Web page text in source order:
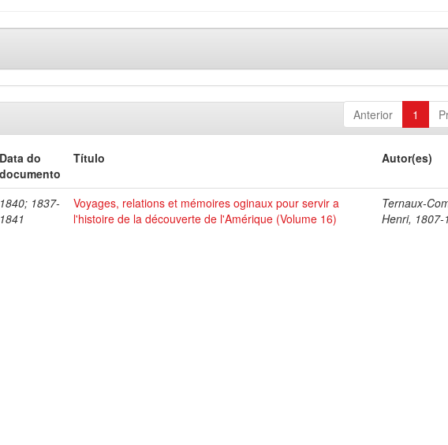
Anterior 1
Data do
documento
Título Autor(es)
1840; 1837-
1841
Voyages, relations et mémoires oginaux pour servir a
l'histoire de la découverte de l'Amérique (Volume 16)
Ternaux-
Henri, 1807-